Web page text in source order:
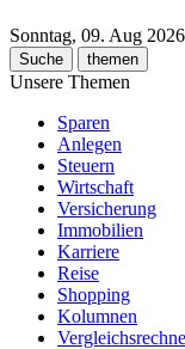
Sonntag, 09. Aug 2026
Suche themen
Unsere Themen
Sparen
Anlegen
Steuern
Wirtschaft
Versicherung
Immobilien
Karriere
Reise
Shopping
Kolumnen